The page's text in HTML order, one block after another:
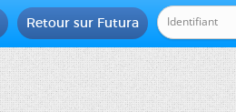
Retour sur Futura